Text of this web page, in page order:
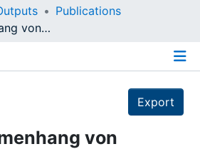
Publications
Der Zusammenhang von Zielorientierungen mit objektivem und subjektivem Berufserfolg
Export
von